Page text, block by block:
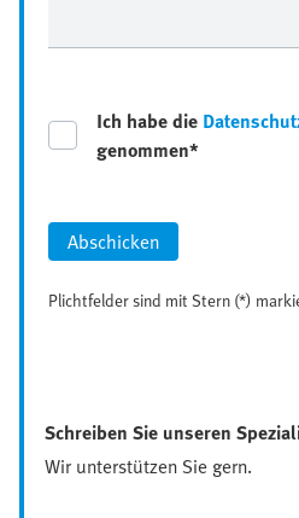
Ich habe die
genommen*
Abschicken
Plichtfelder sind mit Stern (*)
Schreiben Sie unseren
Wir unterstützen Sie gern.